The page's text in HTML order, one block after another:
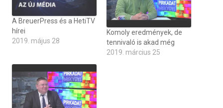
A BreuerPress és a HetiTV
hírei
2019. május 28
Komoly eredmények, de
tennivaló is akad még
2019. március 25